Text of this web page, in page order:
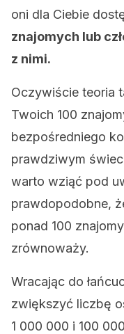
oni dla Ciebie
znajomych lub
z nimi.
Oczywiście teoria
Twoich 100
bezpośredniego
prawdziwym
warto wziąć pod
prawdopodobne,
ponad 100
zrównoważy.
Wracając do
zwiększyć liczbę
1 000 000 i 100